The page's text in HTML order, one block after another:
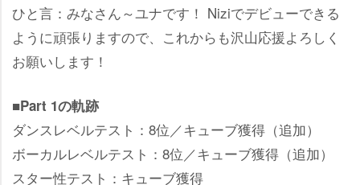
ひと言：みなさん～ユナです！ Niziでデビューできる
ように頑張りますので、これからも沢山応援よろしく
お願いします！
■Part 1の軌跡
ダンスレベルテスト：8位／キューブ獲得（追加）
ボーカルレベルテスト：8位／キューブ獲得（追加）
スター性テスト：キューブ獲得